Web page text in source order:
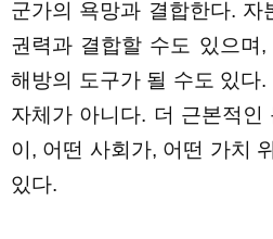
군가의 욕망과 결합한다. 자
권력과 결합할 수도 있으며
해방의 도구가 될 수도 있다
자체가 아니다. 더 근본적
이, 어떤 사회가, 어떤 가치
있다.